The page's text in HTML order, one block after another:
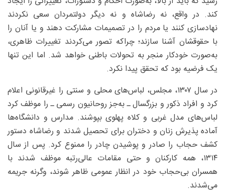
کند. در واقع، نه رضاشاه و نه دیگر دولتمردان سعی نکردند
نهادسازی کنند یا مردم را در تصمیمات مشارکت دهند و یا آنان را
با حقوقشان آشنا سازند؛ چراکه تصور می‌کردند تغییرات ظاهری،
به‌صورت خودکار منجر به تحولات باطنی خواهد شد. اما این تنها
یک فرضیه بود که تحقق پیدا نکرد.
در سال ۱۳۰۷، مجلس، لباس‌های محلی و سنتی را غیرقانونی اعلام
کرد و افراد ذکور و بزرگسال ـ به‌جز روحانیون رسمی ـ را موظف کرد
لباس‌های مدل غربی و کلاه پهلوی بپوشند. مدارس و دانشگاه‌ها
آماده پذیرش زنان و دختران برای تحصیل شدند و رضاشاه دستور
کشف حجاب را صادر و پوشیدن چادر را ممنوع کرد. پس از سال
۱۳۱۴، همه کارکنان و حتی مقامات عالی‌رتبه موظف شدند با
همسران بی‌حجاب خود در انظار عمومی ظاهر شوند، وگرنه جریمه
می‌شدند.